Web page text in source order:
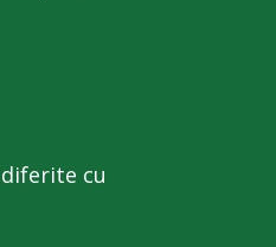
diferite cu